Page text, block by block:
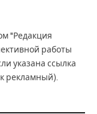
"Редакция
работы
указана ссылка
рекламный).